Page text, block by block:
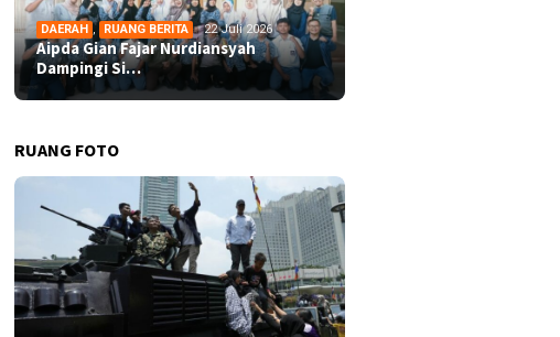
DAERAH , RUANG BERITA 22 Juli 2026
Aipda Gian Fajar Nurdiansyah
Dampingi Si…
RUANG FOTO